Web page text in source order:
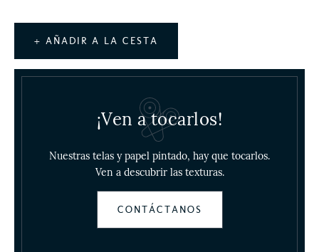
+ AÑADIR A LA CESTA
¡Ven a tocarlos!
Nuestras telas y papel pintado, hay que tocarlos.
Ven a descubrir las texturas.
CONTÁCTANOS